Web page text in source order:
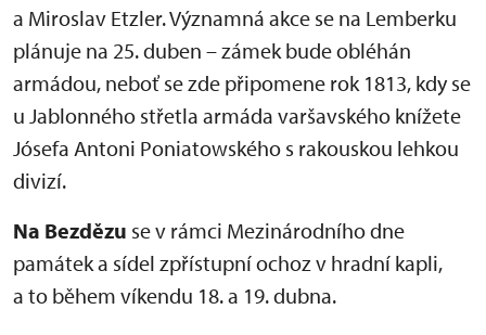
a Miroslav Etzler. Významná akce se na Lemberku
plánuje na 25. duben – zámek bude obléhán
armádou, neboť se zde připomene rok 1813, kdy se
u Jablonného střetla armáda varšavského knížete
Jósefa Antoni Poniatowského s rakouskou lehkou
divizí.
Na Bezdězu se v rámci Mezinárodního dne
památek a sídel zpřístupní ochoz v hradní kapli,
a to během víkendu 18. a 19. dubna.